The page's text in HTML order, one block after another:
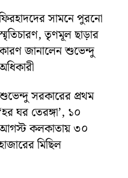
সামনে পুরনো
তৃণমূল ছাড়ার
জানালেন শুভেন্দু
সরকারের প্রথম
‘হর ঘর তেরঙ্গা’, ১০
কলকাতায় ৩০
মিছিল